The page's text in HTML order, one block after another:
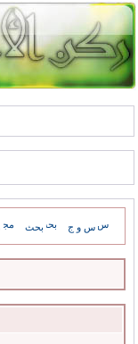
س و ج بحث